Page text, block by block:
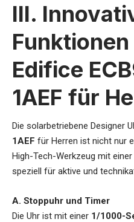
III.
Edifice
1AEF für
Die solarbetriebene Designer
1AEF für Herren ist nicht nur
High-Tech-Werkzeug mit
speziell für aktive und
A. Stoppuhr und Timer
Die Uhr ist mit einer 1/1000-